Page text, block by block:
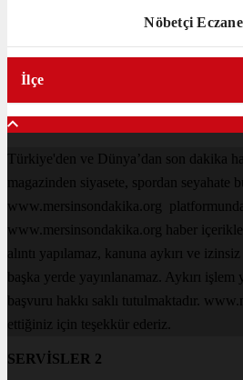
Nöbetçi
Türkiye'den ve Dünya’dan son dakika
magazinden siyasete, spordan seyahate
www.mersinsondakika.org
www.mersinsondakika.org haber
alıntı yapılamaz, kanuna aykırı ve
başka yerde yayınlanamaz. Aykırı
başvuru hakkı saklı tutulmaktadır.
ettiğiniz için teşekkür ederiz.
SERVİSLER 2